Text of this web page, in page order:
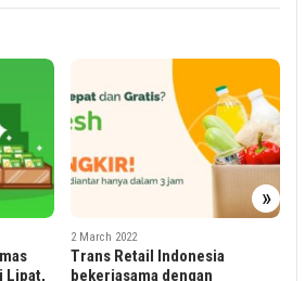
»
Indonesia
dengan
BCA Produksi
Seragam Batik